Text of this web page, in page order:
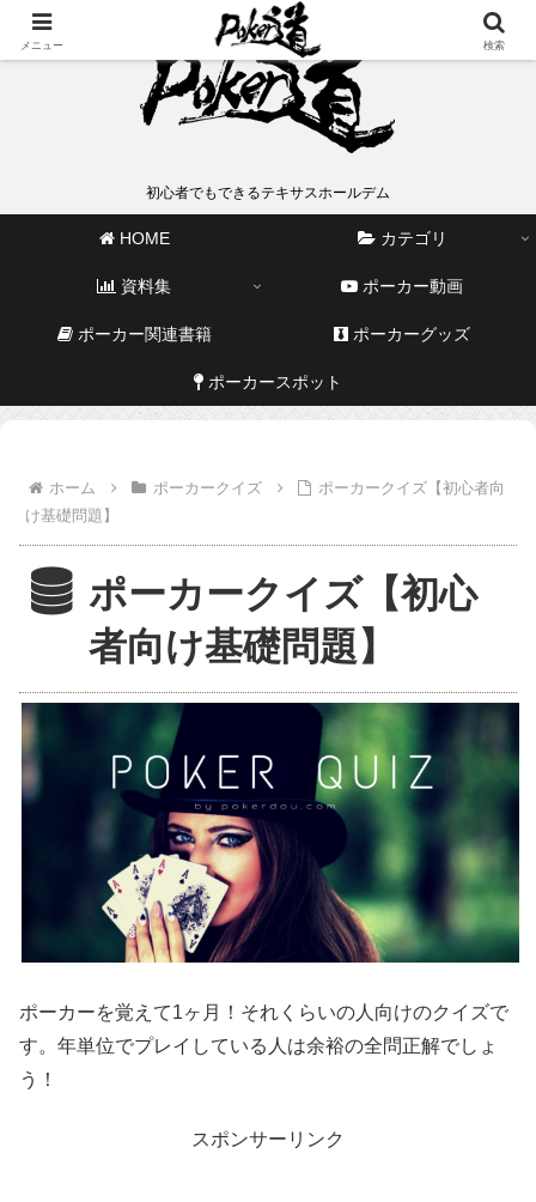
初心者でもできるテキサスホールデム
HOME カテゴリ
資料集 ポーカー動画
ポーカー関連書籍 ポーカーグッズ
ポーカースポット
ホーム ポーカークイズ
ポーカークイズ【初心者向
け基礎問題】
ポーカークイズ【初心
者向け基礎問題】
ポーカーを覚えて1ヶ月！それくらいの人向けのクイズで
す。年単位でプレイしている人は余裕の全問正解でしょ
う！
スポンサーリンク
メニュー 検索